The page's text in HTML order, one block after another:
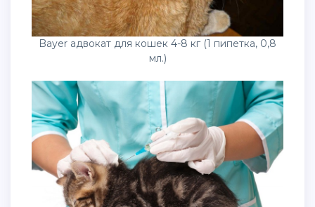
Bayer адвокат для кошек 4-8 кг (1 пипетка, 0,8
мл.)